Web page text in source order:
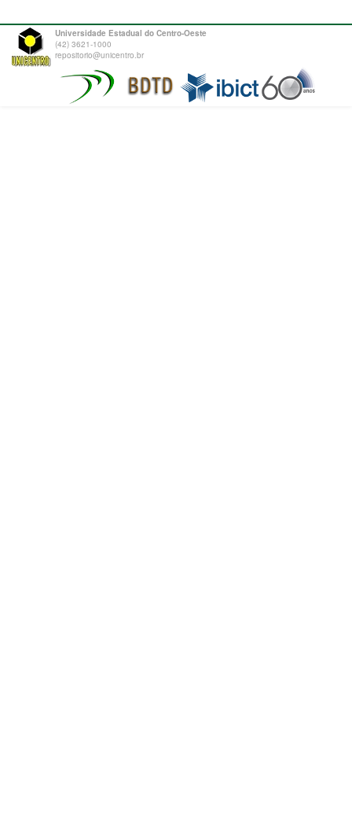
Universidade Estadual do Centro-Oeste
(42) 3621-1000
repositorio@unicentro.br